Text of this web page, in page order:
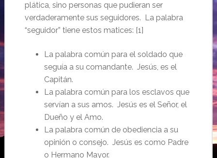
plática, sino personas que pudieran ser
verdaderamente sus seguidores. La palabra
“seguidor” tiene estos matices: [1]
La palabra común para el soldado que
seguía a su comandante. Jesús, es el
Capitán.
La palabra común para los esclavos que
servían a sus amos. Jesús es el Señor, el
Dueño y el Amo.
La palabra común de obediencia a su
opinión o consejo. Jesús es como Padre
o Hermano Mayor.